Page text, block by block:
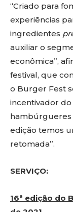
“Criado para
experiências
ingredientes
auxiliar o
econômica”,
festival, que
o Burger Fest
incentivador
hambúrgueres
edição temos
retomada”.
SERVIÇO:
16ª edição do